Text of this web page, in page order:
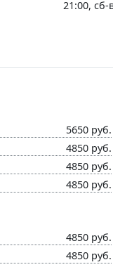
21:00, сб-
5650 руб.
4850 руб.
4850 руб.
4850 руб.
4850 руб.
4850 руб.